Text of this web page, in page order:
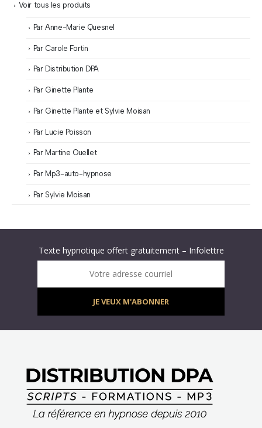
Voir tous les produits
Par Anne-Marie Quesnel
Par Carole Fortin
Par Distribution DPA
Par Ginette Plante
Par Ginette Plante et Sylvie Moisan
Par Lucie Poisson
Par Martine Ouellet
Par Mp3-auto-hypnose
Par Sylvie Moisan
Texte hypnotique offert gratuitement – Infolettre
Infolettre : obtenez un MP3 d’hypnose gratuit !
Votre adresse courriel
JE VEUX M'ABONNER